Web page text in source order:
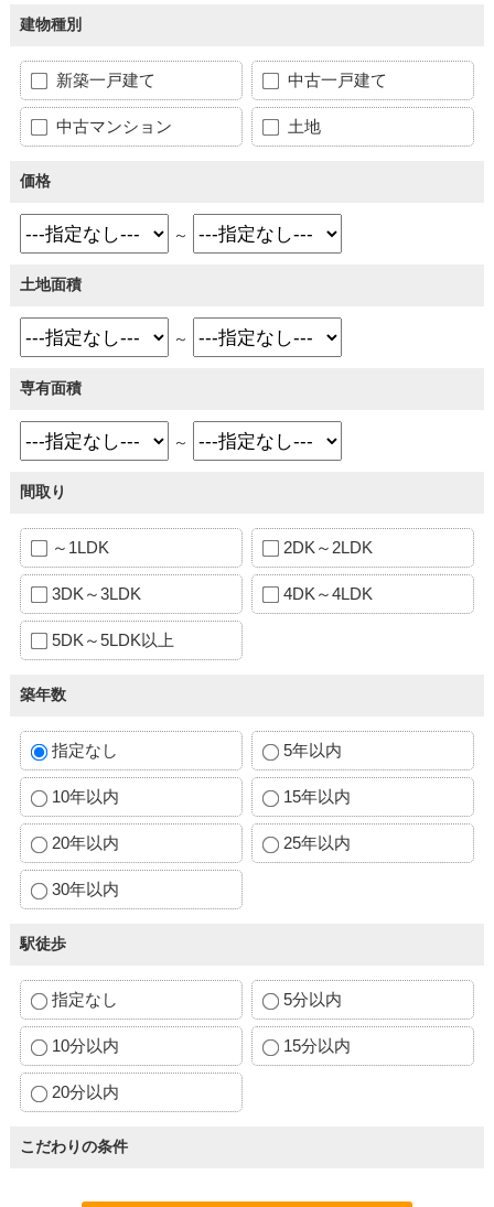
建物種別
新築一戸建て 中古一戸建て
中古マンション 土地
価格
～
土地面積
～
専有面積
～
間取り
～1LDK 2DK～2LDK
3DK～3LDK 4DK～4LDK
5DK～5LDK以上
築年数
指定なし 5年以内
10年以内 15年以内
20年以内 25年以内
30年以内
駅徒歩
指定なし 5分以内
10分以内 15分以内
20分以内
こだわりの条件